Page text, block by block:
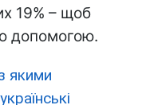
19% – щоб
допомогою.
якими